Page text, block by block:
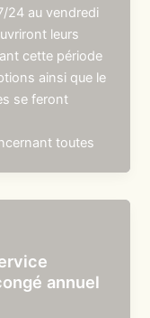
24 au vendredi
leurs
cette période
ainsi que le
se feront
toutes
annuel